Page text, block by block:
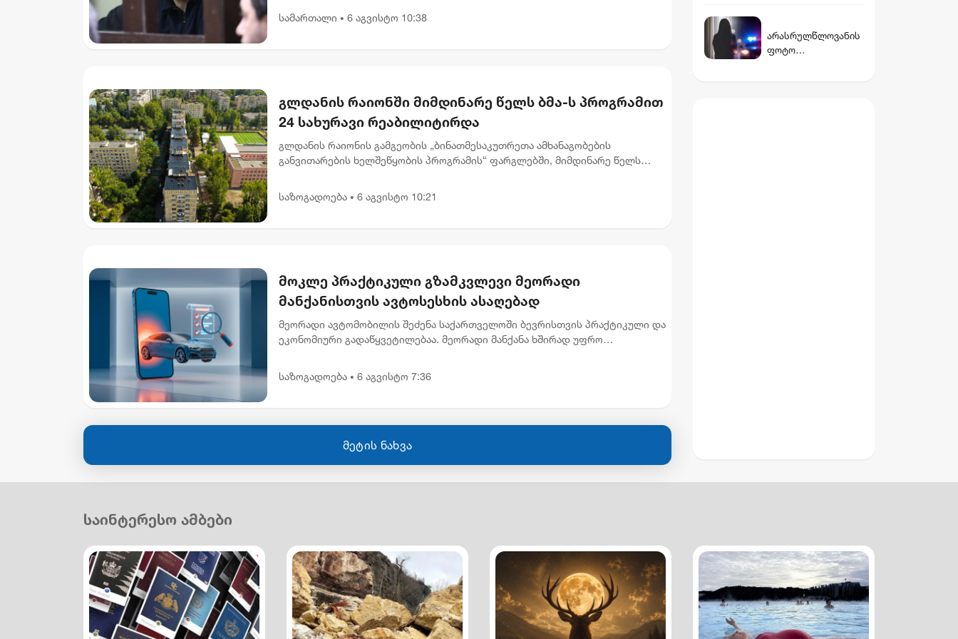
სამართალი • 6 აგვისტო 10:38
გლდანის რაიონში მიმდინარე წელს ბმა-ს პროგრამით
24 სახურავი რეაბილიტირდა
გლდანის რაიონის გამგეობის „ბინათმესაკუთრეთა ამხანაგობების
განვითარების ხელშეწყობის პროგრამის“ ფარგლებში, მიმდინარე წელს
მისამართზე განხო...
საზოგადოება • 6 აგვისტო 10:21
მოკლე პრაქტიკული გზამკვლევი მეორადი
მანქანისთვის ავტოსესხის ასაღებად
მეორადი ავტომობილის შეძენა საქართველოში ბევრისთვის პრაქტიკული და
ეკონომიური გადაწყვეტილებაა. მეორადი მანქანა ხშირად უფრო
საზოგადოება • 6 აგვისტო 7:36
მეტის ნახვა
სარგებლობა
უფასოა, ხოლო
არასრულწლოვანის
ფოტო
საინტერესო ამბები